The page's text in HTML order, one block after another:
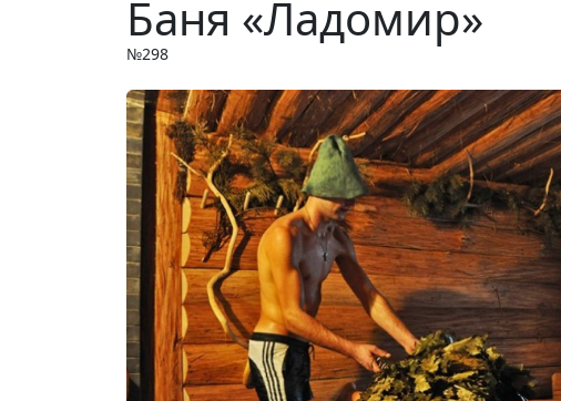
Баня «Ладомир»
№298